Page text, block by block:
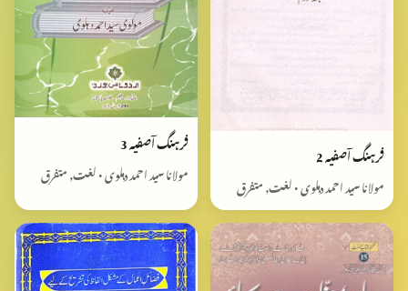
فرہنگ آصفیہ 2
مولانا سید احمد دہلوی • لغت, متفرق
فرہنگ آصفیہ 3
مولانا سید احمد دہلوی • لغت, متفرق